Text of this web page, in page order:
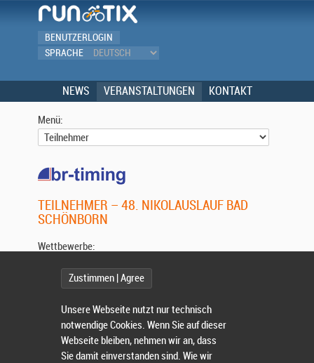
BENUTZERLOGIN
SPRACHE
NEWS VERANSTALTUNGEN KONTAKT
Menü:
TEILNEHMER – 48. NIKOLAUSLAUF BAD
SCHÖNBORN
Wettbewerbe:
Zustimmen | Agree
Unsere Webseite nutzt nur technisch
notwendige Cookies. Wenn Sie auf dieser
Webseite bleiben, nehmen wir an, dass
Sie damit einverstanden sind. Wie wir